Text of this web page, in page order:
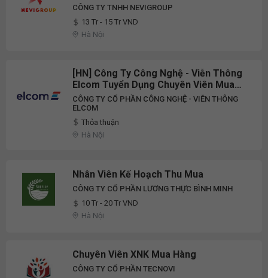
CÔNG TY TNHH NEVIGROUP
13 Tr - 15 Tr VND
Hà Nội
[HN] Công Ty Công Nghệ - Viễn Thông
Elcom Tuyển Dụng Chuyên Viên Mua
Hàng (Phòng Cung Ứng) Full-Time
2026
CÔNG TY CỔ PHẦN CÔNG NGHỆ - VIỄN THÔNG
ELCOM
Thỏa thuận
Hà Nội
Nhân Viên Kế Hoạch Thu Mua
CÔNG TY CỔ PHẦN LƯƠNG THỰC BÌNH MINH
10 Tr - 20 Tr VND
Hà Nội
Chuyên Viên XNK Mua Hàng
CÔNG TY CỔ PHẦN TECNOVI